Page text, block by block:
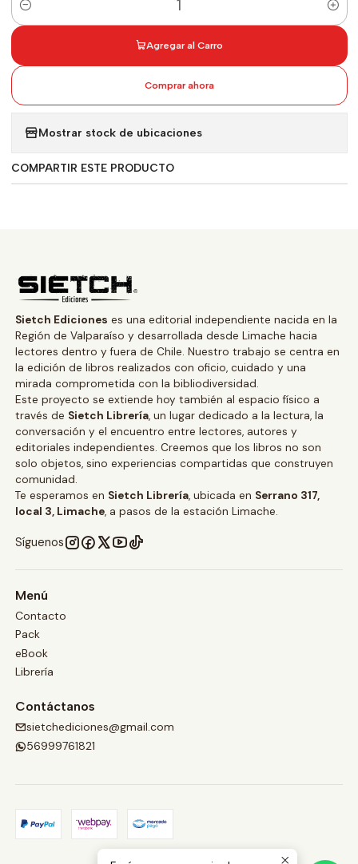
Cantidad
Agregar al Carro
Comprar ahora
Mostrar stock de ubicaciones
COMPARTIR ESTE PRODUCTO
Sietch Ediciones es una editorial independiente nacida en la
Región de Valparaíso y desarrollada desde Limache hacia
lectores dentro y fuera de Chile. Nuestro trabajo se centra en
la edición de libros realizados con oficio, cuidado y una
mirada comprometida con la bibliodiversidad.
Este proyecto se extiende hoy también al espacio físico a
través de Sietch Librería, un lugar dedicado a la lectura, la
conversación y el encuentro entre lectores, autores y
editoriales independientes. Creemos que los libros no son
solo objetos, sino experiencias compartidas que construyen
comunidad.
Te esperamos en Sietch Librería, ubicada en Serrano 317,
local 3, Limache, a pasos de la estación Limache.
Síguenos
Menú
Contacto
Pack
eBook
Librería
Contáctanos
sietchediciones@gmail.com
56999761821